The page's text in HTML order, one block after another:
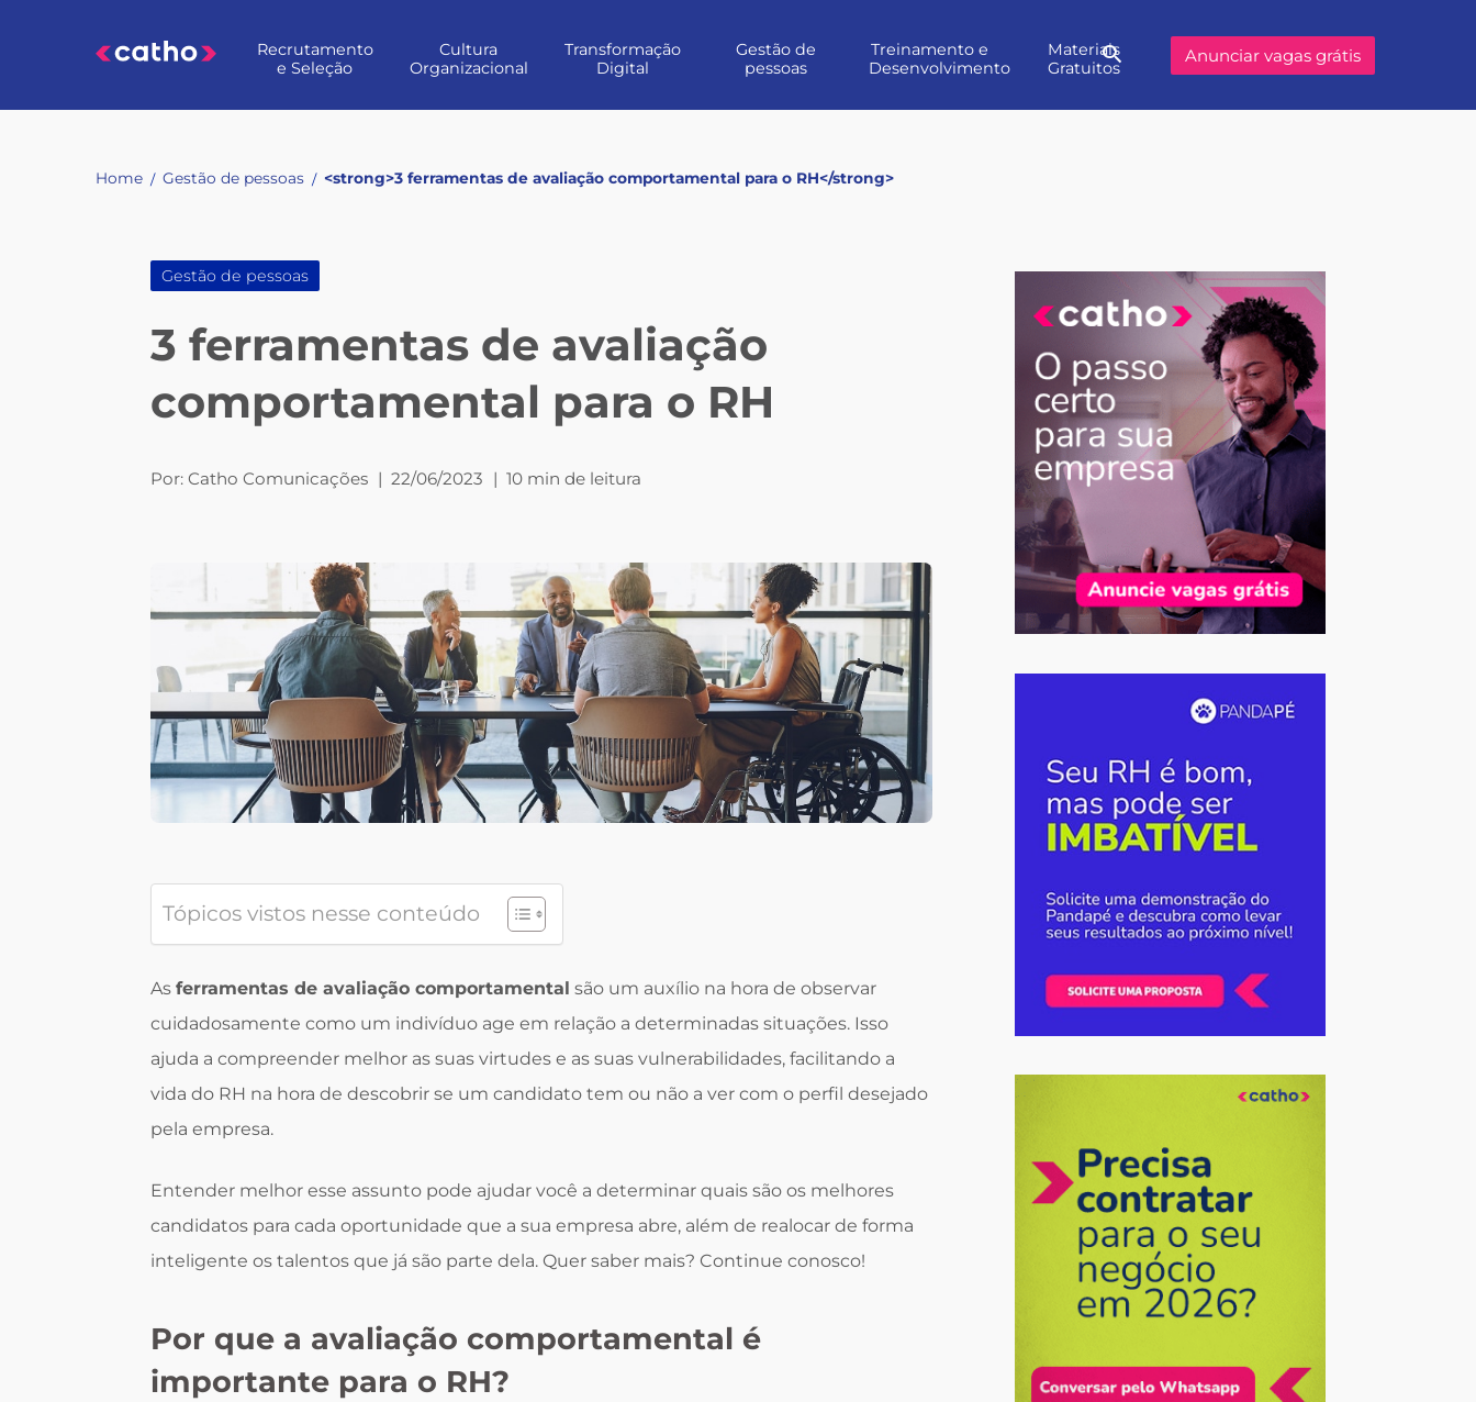
Recrutamento
e Seleção
Cultura
Organizacional
Transformação
Digital
Gestão de
pessoas
Treinamento e
Desenvolvimento
Materiais
Gratuitos
Anunciar vagas grátis
Home / Gestão de pessoas / <strong>3 ferramentas de avaliação comportamental para o RH</strong>
Gestão de pessoas
3 ferramentas de avaliação
comportamental para o RH
Por: Catho Comunicações | 22/06/2023 | 10 min de leitura
Tópicos vistos nesse conteúdo
As ferramentas de avaliação comportamental são um auxílio na hora de observar
cuidadosamente como um indivíduo age em relação a determinadas situações. Isso
ajuda a compreender melhor as suas virtudes e as suas vulnerabilidades, facilitando a
vida do RH na hora de descobrir se um candidato tem ou não a ver com o perfil desejado
pela empresa.
Entender melhor esse assunto pode ajudar você a determinar quais são os melhores
candidatos para cada oportunidade que a sua empresa abre, além de realocar de forma
inteligente os talentos que já são parte dela. Quer saber mais? Continue conosco!
Por que a avaliação comportamental é
importante para o RH?